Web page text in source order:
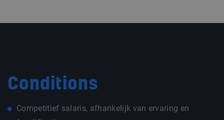
Conditions
Competitief salaris, afhankelijk van ervaring en